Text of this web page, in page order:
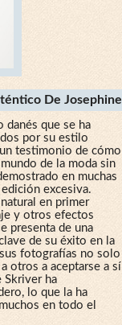
De Josephine
danés que se ha
por su estilo
testimonio de cómo
de la moda sin
en muchas
excesiva.
en primer
y otros efectos
presenta de una
de su éxito en la
fotografías no solo
otros a aceptarse a sí
Skriver ha
lo que la ha
en todo el